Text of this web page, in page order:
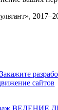
сайтов
ВЕДЕНИЕ